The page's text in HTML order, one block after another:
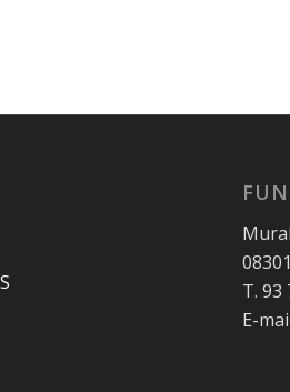
T. 93
E-